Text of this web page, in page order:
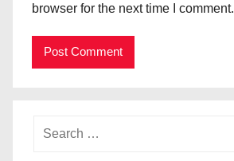
browser for the next time I comment.